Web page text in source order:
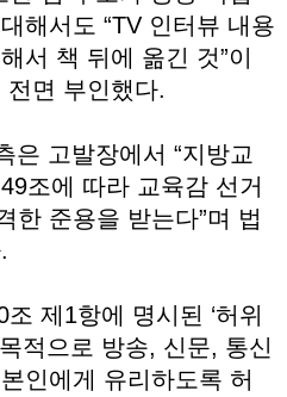
해서도 “TV 인터뷰 내용
서 책 뒤에 옮긴 것”이
면 부인했다.
은 고발장에서 “지방교
조에 따라 교육감 선거
한 준용을 받는다”며 법
제1항에 명시된 ‘허위
적으로 방송, 신문, 통신
인에게 유리하도록 허